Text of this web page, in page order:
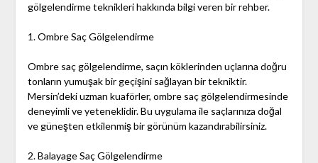
gölgelendirme teknikleri hakkında bilgi veren bir rehber.
1. Ombre Saç Gölgelendirme
Ombre saç gölgelendirme, saçın köklerinden uçlarına doğru
tonların yumuşak bir geçişini sağlayan bir tekniktir.
Mersin’deki uzman kuaförler, ombre saç gölgelendirmesinde
deneyimli ve yeteneklidir. Bu uygulama ile saçlarınıza doğal
ve güneşten etkilenmiş bir görünüm kazandırabilirsiniz.
2. Balayage Saç Gölgelendirme